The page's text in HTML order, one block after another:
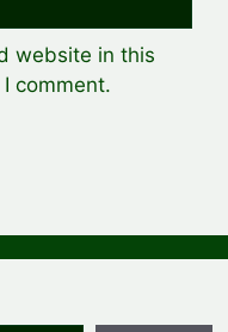
website in this
comment.